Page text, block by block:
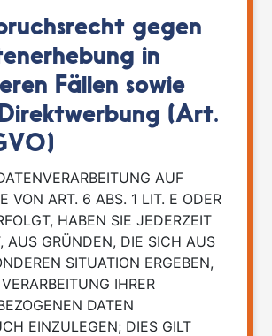
gegen
in
Fällen sowie
(Art.
AUF
VON ART. 6 ABS. 1 LIT. E ODER
HABEN SIE JEDERZEIT
AUS GRÜNDEN, DIE SICH AUS
SITUATION ERGEBEN,
IHRER
DATEN
EINZULEGEN; DIES GILT